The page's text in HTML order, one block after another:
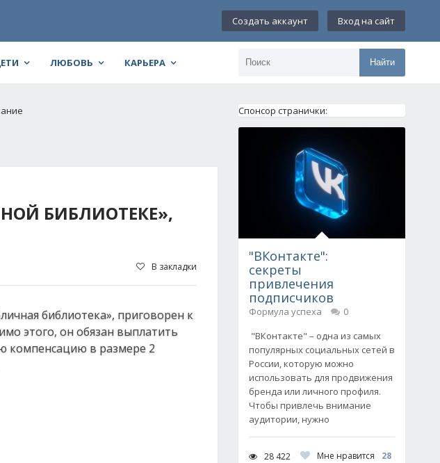
Создать аккаунт Вход на сайт
ЛЮБОВЬ КАРЬЕРА Найти
БИБЛИОТЕКЕ»,
В закладки
библиотека», приговорен к
этого, он обязан выплатить
компенсацию в размере 2
Спонсор странички:
"ВКонтакте":
секреты
привлечения
подписчиков
Формула успеха
0
"ВКонтакте" – одна из самых
популярных социальных сетей в
России, которую можно
использовать для продвижения
бренда или личного профиля.
Чтобы привлечь внимание
аудитории, нужно
28 422 Мне нравится
28